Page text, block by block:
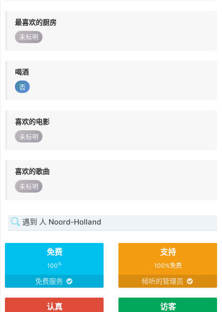
最喜欢的厨房
未标明
喝酒
否
喜欢的电影
未标明
喜欢的歌曲
未标明
遇到 人 Noord-Holland
免费
100%
免费服务
支持
100%免费
倾听的管理员
认真 访客